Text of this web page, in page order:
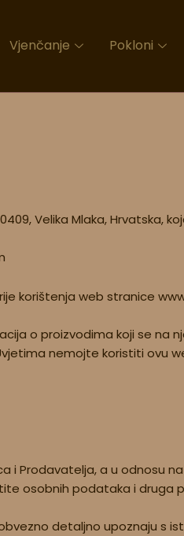
Vjenčanje Pokloni
10409, Velika Mlaka,
korištenja web stranice
o proizvodima koji se na
nemojte koristiti ovu
Prodavatelja, a u odnosu
osobnih podataka i druga
detaljno upoznaju s